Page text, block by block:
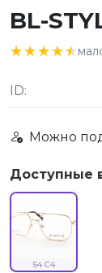
BL-
★★★★★
★★★★★
ID:
Можно
Доступные
54 C4